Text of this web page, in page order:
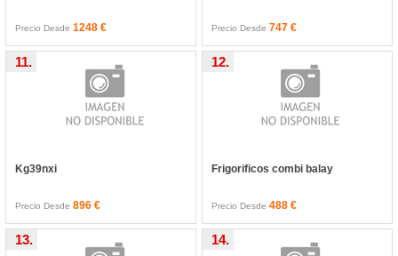
Precio Desde1248 € Precio Desde 747 €
Kg39nxi
11.
Precio Desde896 €
Frigorificos combi balay
12.
Precio Desde 488 €
13. 14.